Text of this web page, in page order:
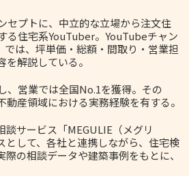
セプトに、中立的な立場から注文住
る住宅系YouTuber。YouTubeチャン
は、坪単価・総額・間取り・営業担
解説している。
、営業では全国No.1を獲得。その
産領域における実務経験を有する。
サービス「MEGULIE（メグリ
して、各社と連携しながら、住宅検
の相談データや建築事例をもとに、